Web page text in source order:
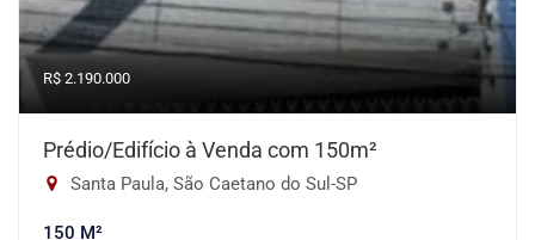
R$ 2.190.000
Prédio/Edifício à Venda com 150m²
Santa Paula, São Caetano do Sul-SP
150 M²